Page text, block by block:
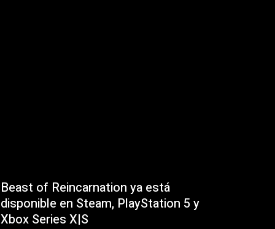
Beast of Reincarnation ya está
disponible en Steam, PlayStation 5 y
Xbox Series X|S